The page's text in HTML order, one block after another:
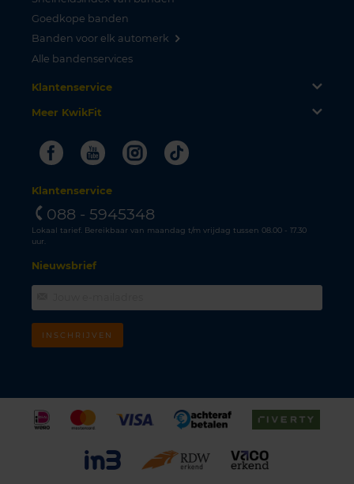
Goedkope banden
Banden voor elk automerk
Alle bandenservices
Klantenservice
Meer KwikFit
FacebookYoutubeInstagram
Tiktok
Klantenservice
088 - 5945348
Lokaal tarief. Bereikbaar van maandag t/m vrijdag tussen 08.00 - 17.30
uur.
Nieuwsbrief
INSCHRIJVEN